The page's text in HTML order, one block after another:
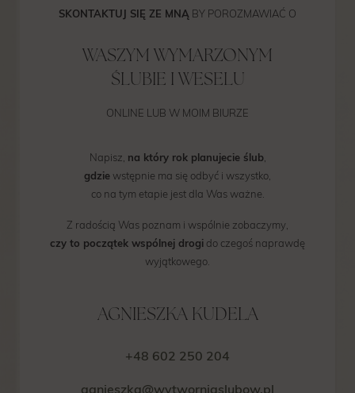
SKONTAKTUJ SIĘ ZE MNĄ BY POROZMAWIAĆ O
WASZYM WYMARZONYM
ŚLUBIE I WESELU
ONLINE LUB W MOIM BIURZE
Napisz, na który rok planujecie ślub,
gdzie wstępnie ma się odbyć i wszystko,
co na tym etapie jest dla Was ważne.
Z radością Was poznam i wspólnie zobaczymy,
czy to początek wspólnej drogi do czegoś naprawdę
wyjątkowego.
AGNIESZKA KUDELA
+48 602 250 204
agnieszka@wytworniaslubow.pl